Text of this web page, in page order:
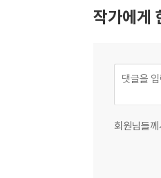
작가에게
회원님들